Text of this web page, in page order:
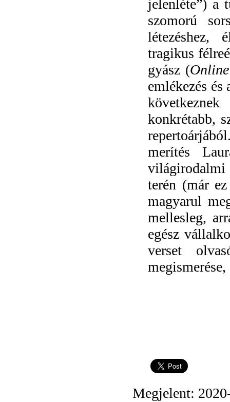
jelenléte”) a
szomorú
létezéshez,
tragikus
gyász (
emlékezés és
konkrétabb,
merítés
világirodalmi
terén (már
magyarul
mellesleg,
egész
verset
Megjelent: